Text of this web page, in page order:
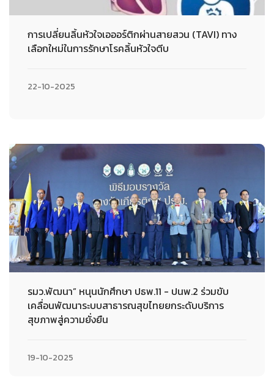
การเปลี่ยนลิ้นหัวใจเอออร์ติกผ่านสายสวน (TAVI) ทาง
เลือกใหม่ในการรักษาโรคลิ้นหัวใจตีบ
22-10-2025
รมว.พัฒนา” หนุนนักศึกษา ปธพ.11 - ปนพ.2 ร่วมขับ
เคลื่อนพัฒนาระบบสาธารณสุขไทยยกระดับบริการ
สุขภาพสู่ความยั่งยืน
19-10-2025